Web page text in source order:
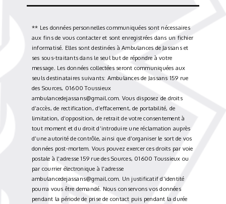
** Les données personnelles communiquées sont nécessaires
aux fins de vous contacter et sont enregistrées dans un fichier
informatisé. Elles sont destinées à Ambulances de Jassans et
ses sous-traitants dans le seul but de répondre à votre
message. Les données collectées seront communiquées aux
seuls destinataires suivants: Ambulances de Jassans 159 rue
des Sources, 01600 Toussieux
ambulancedejassans@gmail.com. Vous disposez de droits
d’accès, de rectification, d’effacement, de portabilité, de
limitation, d’opposition, de retrait de votre consentement à
tout moment et du droit d’introduire une réclamation auprès
d’une autorité de contrôle, ainsi que d’organiser le sort de vos
données post-mortem. Vous pouvez exercer ces droits par voie
postale à l'adresse 159 rue des Sources, 01600 Toussieux ou
par courrier électronique à l'adresse
ambulancedejassans@gmail.com. Un justificatif d'identité
pourra vous être demandé. Nous conservons vos données
pendant la période de prise de contact puis pendant la durée